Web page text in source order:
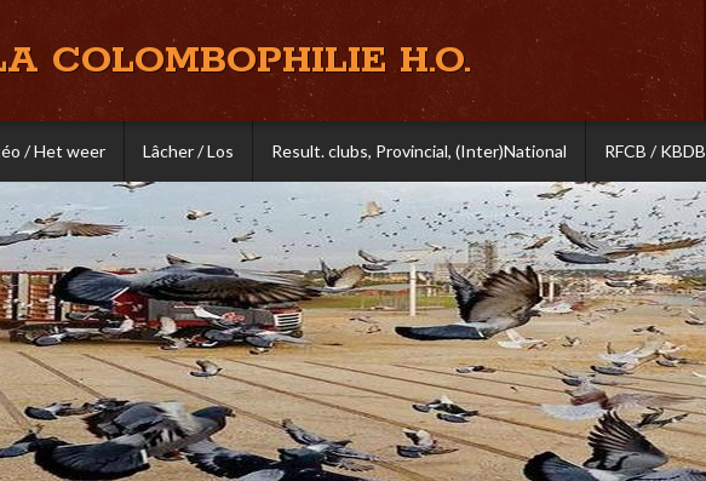
COLOMBOPHILIE H.O.
/ Het weer Lâcher / Los Result. clubs, Provincial, (Inter)National RFCB / KBDB